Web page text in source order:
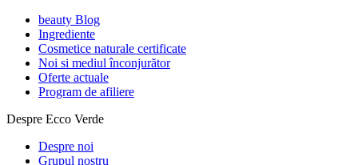
beauty Blog
Ingrediente
Cosmetice naturale certificate
Noi si mediul înconjurător
Oferte actuale
Program de afiliere
Despre Ecco Verde
Despre noi
Grupul nostru